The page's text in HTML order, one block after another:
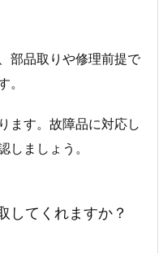
部品取りや修理前提で
。
ます。故障品に対応し
しましょう。
してくれますか？